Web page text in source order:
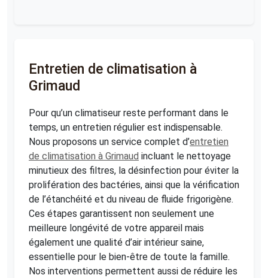
Entretien de climatisation à
Grimaud
Pour qu’un climatiseur reste performant dans le
temps, un entretien régulier est indispensable.
Nous proposons un service complet d’entretien
de climatisation à Grimaud incluant le nettoyage
minutieux des filtres, la désinfection pour éviter la
prolifération des bactéries, ainsi que la vérification
de l’étanchéité et du niveau de fluide frigorigène.
Ces étapes garantissent non seulement une
meilleure longévité de votre appareil mais
également une qualité d’air intérieur saine,
essentielle pour le bien-être de toute la famille.
Nos interventions permettent aussi de réduire les